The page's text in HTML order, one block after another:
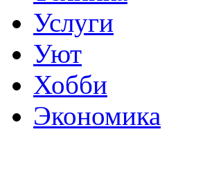
Услуги
Уют
Хобби
Экономика